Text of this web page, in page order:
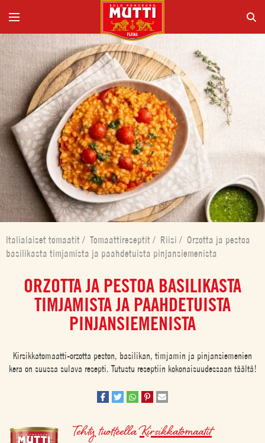
Italialaiset tomaatit / Tomaattireseptit / Riisi / Orzotta ja pestoa
basilikasta timjamista ja paahdetuista pinjansiemenista
ORZOTTA JA PESTOA BASILIKASTA
TIMJAMISTA JA PAAHDETUISTA
PINJANSIEMENISTA
Kirsikkatomaatti-orzotta peston, basilikan, timjamin ja pinjansiemenien
kera on suussa sulava resepti. Tutustu reseptiin kokonaisuudessaan täältä!
Tehty tuotteellaKirsikkatomaatit